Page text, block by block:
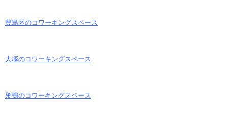
豊島区のコワーキングスペース
大塚のコワーキングスペース
巣鴨のコワーキングスペース